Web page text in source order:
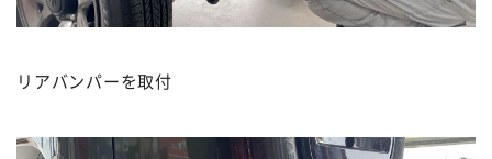
リアバンパーを取付